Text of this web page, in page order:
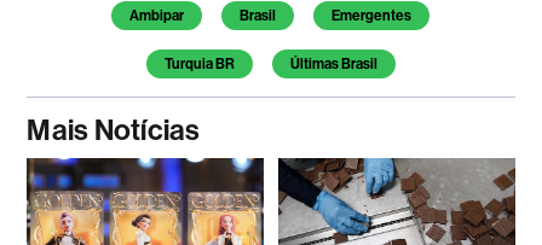
Ambipar Brasil Emergentes
Turquia BR Últimas Brasil
Mais Notícias